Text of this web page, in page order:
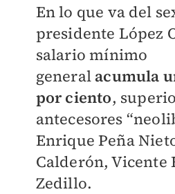
En lo que va del
presidente López
salario mínimo
general acumula
por ciento,
antecesores
Enrique Peña
Calderón, Vicente
Zedillo.